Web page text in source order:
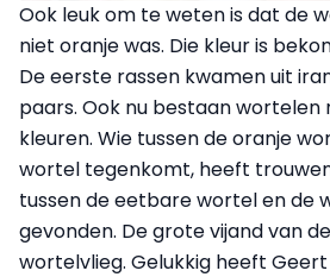
Ook leuk om te weten is dat de
niet oranje was. Die kleur is
De eerste rassen kwamen uit
paars. Ook nu bestaan wortelen
kleuren. Wie tussen de oranje
wortel tegenkomt, heeft
tussen de eetbare wortel en de
gevonden. De grote vijand van
wortelvlieg. Gelukkig heeft